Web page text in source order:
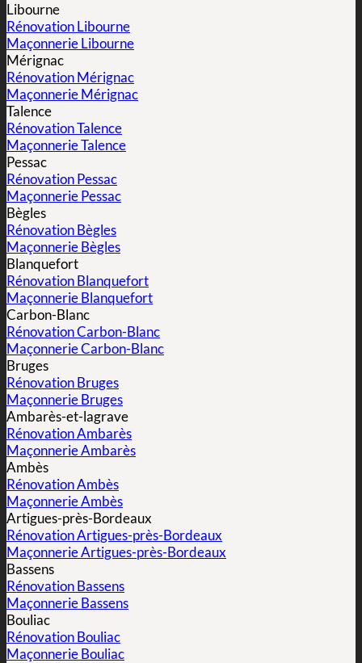
Libourne
Rénovation Libourne
Maçonnerie Libourne
Mérignac
Rénovation Mérignac
Maçonnerie Mérignac
Talence
Rénovation Talence
Maçonnerie Talence
Pessac
Rénovation Pessac
Maçonnerie Pessac
Bègles
Rénovation Bègles
Maçonnerie Bègles
Blanquefort
Rénovation Blanquefort
Maçonnerie Blanquefort
Carbon-Blanc
Rénovation Carbon-Blanc
Maçonnerie Carbon-Blanc
Bruges
Rénovation Bruges
Maçonnerie Bruges
Ambarès-et-lagrave
Rénovation Ambarès
Maçonnerie Ambarès
Ambès
Rénovation Ambès
Maçonnerie Ambès
Artigues-près-Bordeaux
Rénovation Artigues-près-Bordeaux
Maçonnerie Artigues-près-Bordeaux
Bassens
Rénovation Bassens
Maçonnerie Bassens
Bouliac
Rénovation Bouliac
Maçonnerie Bouliac